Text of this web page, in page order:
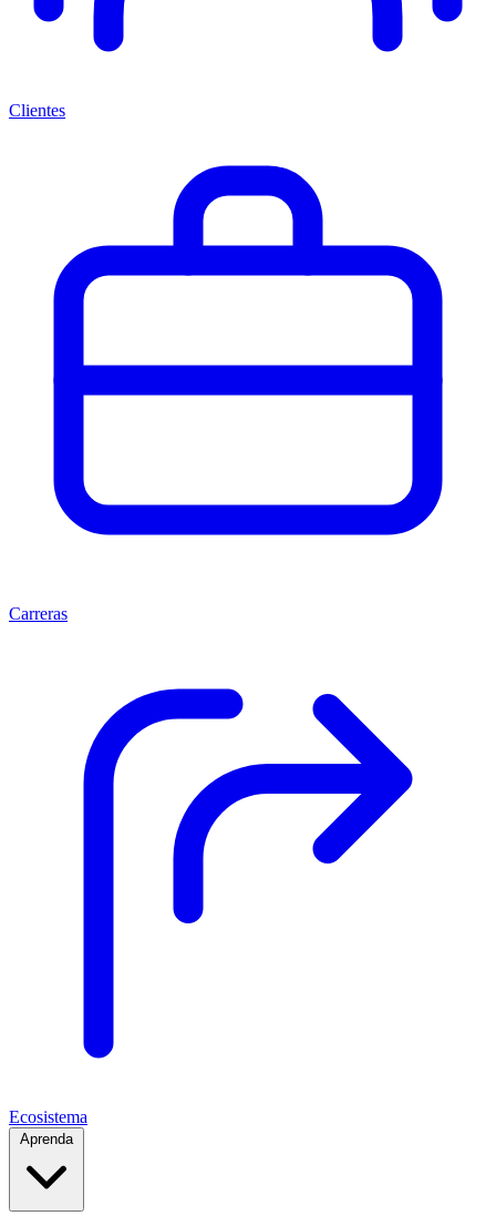
Clientes
Carreras
Ecosistema
Aprenda